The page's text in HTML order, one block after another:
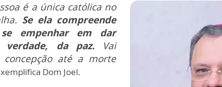
é a única católica no
Se ela compreende
empenhar em dar
da paz. Vai
até a morte
Dom Joel.